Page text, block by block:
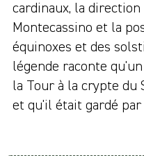
cardinaux, la direction
Montecassino et la
équinoxes et des
légende raconte
la Tour à la crypte du
et qu'il était gardé par